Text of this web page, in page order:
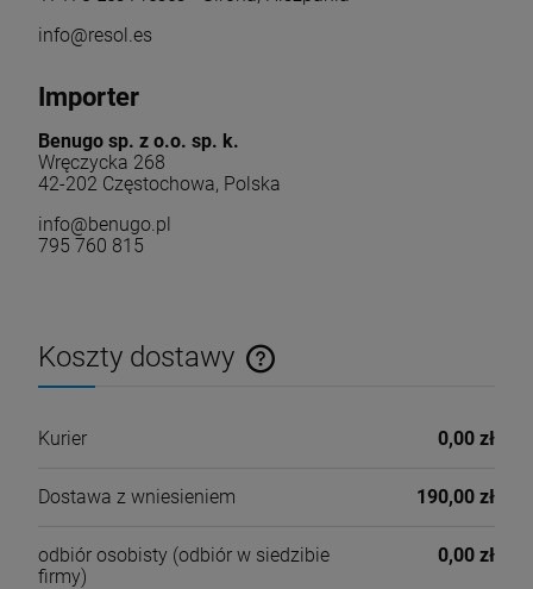
info@resol.es
Importer
Benugo sp. z o.o. sp. k.
Wręczycka 268
42-202 Częstochowa, Polska
info@benugo.pl
795 760 815
Koszty dostawy
Cena nie zawiera ewentualnych kosztów płatności
Kurier 0,00 zł
Dostawa z wniesieniem 190,00 zł
odbiór osobisty (odbiór w siedzibie
firmy)
0,00 zł